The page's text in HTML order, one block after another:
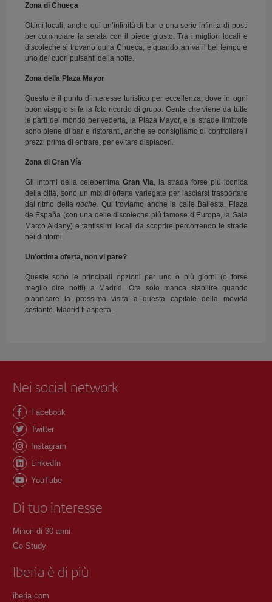
Zona di Chueca
Ottimi locali, anche qui un’infinità di bar e una serie infinita di posti
per cominciare la serata con il piede giusto. Tra i migliori locali e
discoteche si trovano qui a Chueca, e quando arriva il bel tempo è
uno dei cuori pulsanti della notte.
Zona della Plaza Mayor
Questo è il punto d’interesse turistico per eccellenza, dove in ogni
buon viaggio si fa la foto ricordo di grupo. Gente che viene da tutte
le parti del mondo per vederla, la Plaza Mayor, e le strade limitrofe
sono piene di bar e ristoranti, anche se consigliamo di controllare i
prezzi prima di entrare, per evitare dispiaceri.
Zona di Gran Vía
Gli intorni della celeberrima Gran Via , la strada forse più iconica
della città, sono un mix di offerte variegate per lasciarsi trasportare
dal ritmo della noche. Qui troviamo anche la calle Ballesta, Plaza
de España (con una delle discoteche più famose d’Europa, la Sala
Marco Aldany) e tantissimi locali da scoprire percorrendo le strade
nei dintorni.
Un’ottima oferta, non vi pare?
Queste sono le principali opzioni per uno o più giorni (o forse
meglio dire notti) a Madrid. Ora solo manca stabilire quando
pianificare la prossima visita a questa capitale della movida
costante. Madrid ti aspetta.
Nei social network
Facebook
Twitter
Instagram
LinkedIn
YouTube
Di tuo interesse
Minori di 30 anni
Go Study
Iberia è di più
iberia.com